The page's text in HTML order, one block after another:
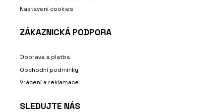
Nastavení cookies
ZÁKAZNICKÁ PODPORA
Doprava a platba
Obchodní podmínky
Vrácení a reklamace
SLEDUJTE NÁS